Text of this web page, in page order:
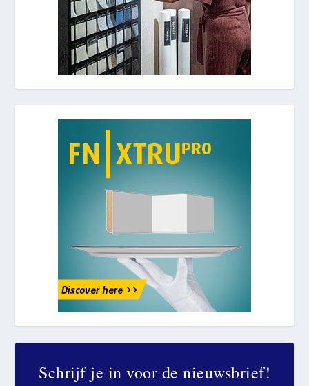
Schrijf je in voor de nieuwsbrief!